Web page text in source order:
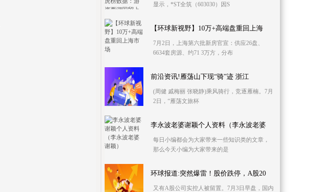
显示，*ST全筑（603030）因S
【环球新视野】10万+高端盘重回上海
7月2日，上海第六批新房官宣：供应26盘、
6634套房源、约71 3万方，分布
前沿资讯!雁荡山下现“骑”迹 浙江
(周健 戚梅丽 张晓静)乘风骑行，竞逐雁楠。7月
2日，“雁荡文旅杯
李永波老婆谢颖个人资料（李永波老婆
每日小编都会为大家带来一些知识类的文章，
那么今天小编为大家带来的是
环球报道:突然爆雷！股价跌停，A股20
又有A股公司实控人被留置。7月3日早盘，国内